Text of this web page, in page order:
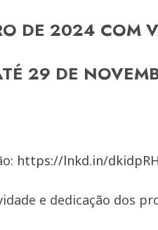
DE 2024 COM
29 DE
https://lnkd.in/dkidpRH
e dedicação dos